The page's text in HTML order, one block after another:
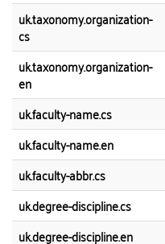
uk.taxonomy.organization-
cs
uk.taxonomy.organization-
en
uk.faculty-name.cs
uk.faculty-name.en
uk.faculty-abbr.cs
uk.degree-discipline.cs
uk.degree-discipline.en